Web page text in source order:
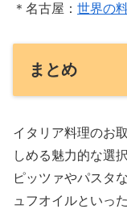
＊名古屋： 世界の
まとめ
イタリア料理のお
しめる魅力的な選
ピッツァやパスタ
ュフオイルといっ